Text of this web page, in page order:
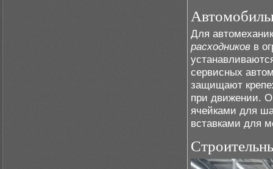
Для
расходников в
сервисных
защищают
при движении.
ячейками для
вставками для